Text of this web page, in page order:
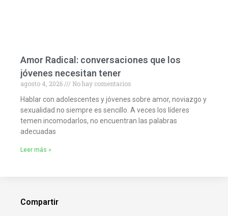
Amor Radical: conversaciones que los
jóvenes necesitan tener
agosto 4, 2026
No hay comentarios
Hablar con adolescentes y jóvenes sobre amor, noviazgo y
sexualidad no siempre es sencillo. A veces los líderes
temen incomodarlos, no encuentran las palabras
adecuadas
Leer más »
Compartir